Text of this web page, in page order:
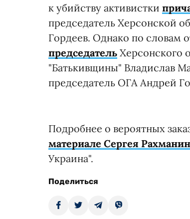
к убийству активистки
председатель Херсонской
Гордеев. Однако по словам
председатель Херсонского
"Батькивщины" Владислав
председатель ОГА Андрей
Подробнее о вероятных
материале Сергея
Украина".
Поделиться